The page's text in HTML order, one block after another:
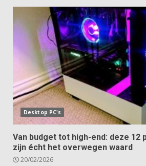
Desktop PC's
Van budget tot high-end: deze 12
zijn écht het overwegen waard
20/02/2026